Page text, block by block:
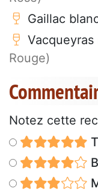
Gaillac
Vacqueyras
Rouge)
Notez cette